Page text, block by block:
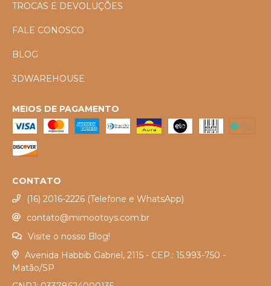
TROCAS E DEVOLUÇÕES
FALE CONOSCO
BLOG
3DWAREHOUSE
MEIOS DE PAGAMENTO
CONTATO
(16) 2016-2226 (Telefone e WhatsApp)
contato@mimootoys.com.br
Visite o nosso Blog!
Avenida Habbib Gabriel, 2115 - CEP.: 15.993-750 -
Matão/SP